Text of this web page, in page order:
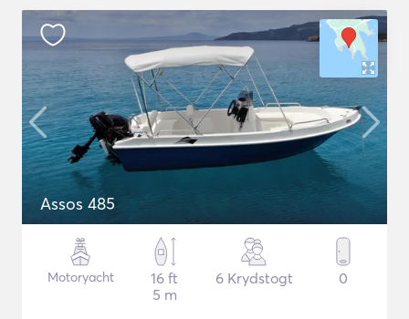
Assos 485
Motoryacht
16 ft
5 m
6 Krydstogt 0